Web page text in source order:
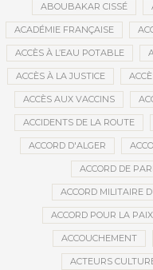
ABOUBAKAR CISSÉ
ACADÉMIE FRANÇAISE
ACCÈS À L’EAU POTABLE
ACCÈS À LA JUSTICE
ACCÈS AUX VACCINS
ACCIDENTS DE LA ROUTE
ACCORD D'ALGER
ACCORD DE
ACCORD MILITAIRE
ACCORD POUR LA PAIX
ACCOUCHEMENT
ACTEURS